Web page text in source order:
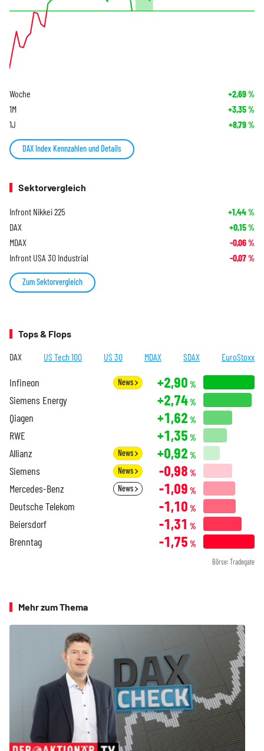
Woche +2,69%
1M +3,35%
1J +8,79%
DAX Index Kennzahlen und Details
Sektorvergleich
Infront Nikkei 225 +1,44%
DAX +0,15%
MDAX -0,06%
Infront USA 30 Industrial -0,07%
Zum Sektorvergleich
Tops & Flops
DAX US Tech 100 US 30 MDAX SDAX EuroStoxx
Infineon News +2,90 %
Siemens Energy +2,74%
Qiagen +1,62 %
RWE +1,35 %
Allianz News +0,92 %
Siemens News -0,98 %
Mercedes-Benz News -1,09 %
Deutsche Telekom -1,10 %
Beiersdorf -1,31 %
Brenntag -1,75 %
Börse: Tradegate
Mehr zum Thema